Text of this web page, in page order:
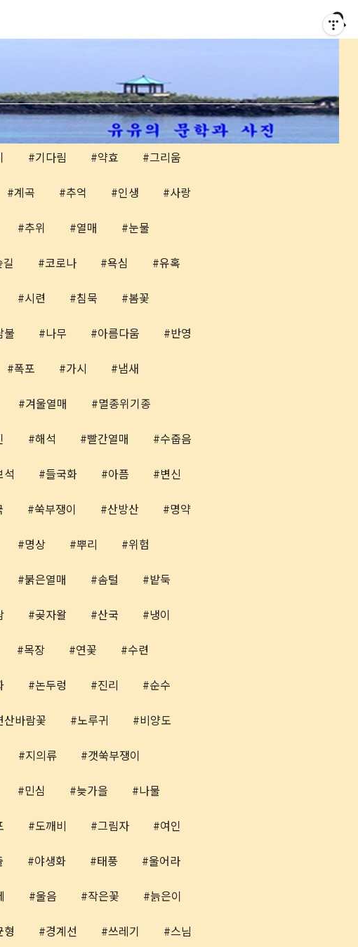
기다림 약효 그리움
계곡 추억 인생 사랑
추위 열매 눈물
코로나 욕심 유혹
시련 침묵 봄꽃
불 나무 아름다움 반영
폭포 가시 냄새
겨울열매 멸종위기종
해석 빨간열매 수줍음
석 들국화 아픔 변신
쑥부쟁이 산방산 명약
명상 뿌리 위험
붉은열매 솜털 밭둑
곶자왈 산국 냉이
목장 연꽃 수련
논두렁 진리 순수
산바람꽃 노루귀 비양도
지의류 갯쑥부쟁이
민심 늦가을 나물
도깨비 그림자 여인
야생화 태풍 울어라
울음 작은꽃 늙은이
형 경계선 쓰레기 스님